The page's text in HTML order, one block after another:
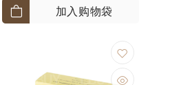
加入购物袋